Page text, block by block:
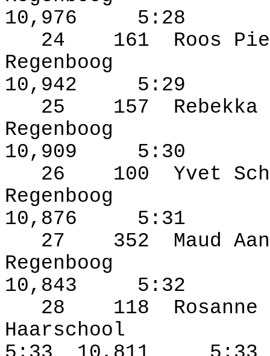
10,976
5:28
24
161
Roos
Regenboog
10,942
5:29
25
157
Regenboog
10,909
5:30
26
100
Yvet
Regenboog
10,876
5:31
27
352
Maud
Regenboog
10,843
5:32
28
118
Haarschool